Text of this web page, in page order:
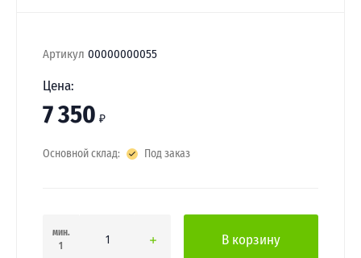
Артикул 00000000055
Цена:
7 350 ₽
Основной склад: Под заказ
мин.
1
В корзину